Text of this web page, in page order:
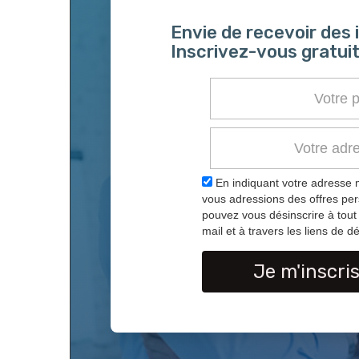
Envie de recevoir
Inscrivez-vous
En indiquant votre adresse
vous adressions des offres
pouvez vous désinscrire à
mail et à travers les liens de
Je